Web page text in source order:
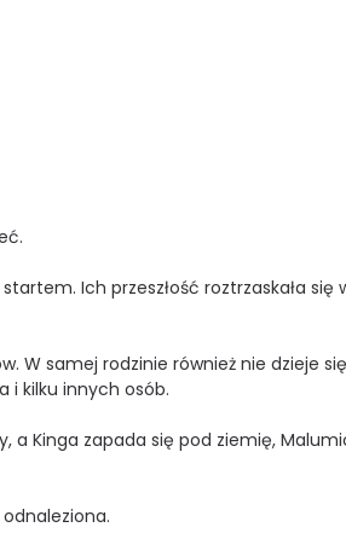
Ich przeszłość roztrzaskała się
W samej rodzinie również nie dzieje się
i kilku innych osób.
a Kinga zapada się pod ziemię,